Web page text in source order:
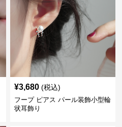
¥3,680 (税込)
フープ ピアス パール装飾小型輪
状耳飾り